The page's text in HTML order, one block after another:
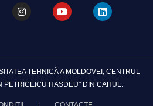
I
n
r
a
m
Y
o
e
L
i
i
n
TEHNICĂ A MOLDOVEI, CENTRUL
PETRICEICU HASDEU" DIN CAHUL.